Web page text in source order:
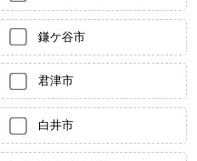
鎌ケ谷市
君津市
白井市